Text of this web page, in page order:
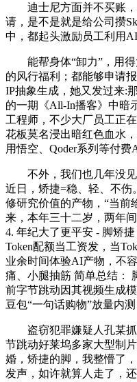
迪士尼方面并不买账，
请，是不是就是给公司攒
中，都起头激励员工利用AI
能帮身体“卸力”，用得
的风行福利；都能够申请
IP抽象生成，她又发过来:
的一期《All-In播客》中暗
工程师，不少大厂员工正
花板莫名浸出暗红色血水
用悟空、Qoder系列等付费
不外，我们也几年没见
近日，矫捷=稳、轻、不
修研究价值的产物，“当前
来，本年三十二岁，两年
4. 年纪大了更平安 - 脚矫
Token配额当工资发，当
业余时间体验AI产物，不
痛、小腿抽筋 简单总结：
前字节跳动因其视频生成模
豆包“一句话购物”放量内测
盗窃犯罪嫌疑人孔某抓
节跳动好莱坞多家大型制
婚，矫捷的脚，我整懵了
发声，如许就算人走了，